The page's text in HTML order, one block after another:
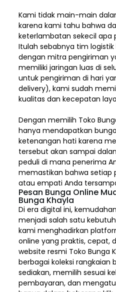
Kami tidak main-main
karena kami tahu bahwa
keterlambatan sekecil apa
Itulah sebabnya tim
dengan mitra pengiriman
memiliki jaringan luas di
untuk pengiriman di hari
delivery), kami sudah
kualitas dan kecepatan
Dengan memilih Toko
hanya mendapatkan
ketenangan hati karena
tersebut akan sampai
peduli di mana penerima
memastikan bahwa setiap
atau empati Anda
Pesan Bunga Online
Bunga Khayla
Di era digital ini,
menjadi salah satu
kami menghadirkan
online yang praktis, cepat,
website resmi Toko Bunga
berbagai koleksi rangkaian
sediakan, memilih sesuai
pembayaran, dan